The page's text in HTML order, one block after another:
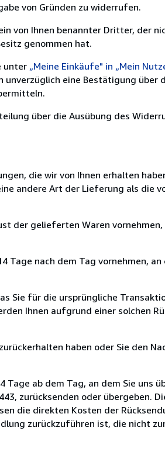
von Gründen zu widerrufen.
von Ihnen benannter Dritter, der
genommen hat.
unter „Meine Einkäufe" in „Mein
eine Bestätigung über
über die Ausübung des
die wir von Ihnen erhalten
andere Art der Lieferung als die
der gelieferten Waren
nach dem Tag vornehmen,
Sie für die ursprüngliche
Ihnen aufgrund einer solchen
haben oder Sie den
ab dem Tag, an dem Sie uns
zurücksenden oder übergeben.
die direkten Kosten der
zurückzuführen ist, die nicht